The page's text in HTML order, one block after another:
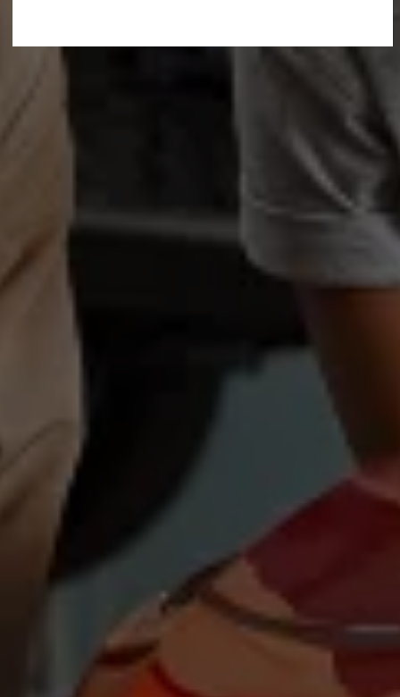
Updates für Software, Karten und Radio
Volkswagen Kundenbetreuung
Warn- und Kontrollleuchten